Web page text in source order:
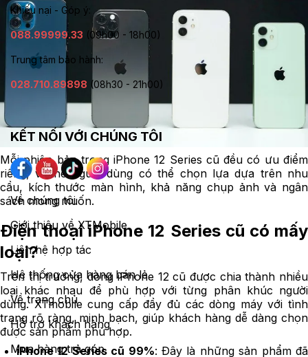
Mỗi phiên bản trong iPhone 12 Series cũ đều có ưu điểm
riêng, vì thế người dùng có thể chọn lựa dựa trên nhu
cầu, kích thước màn hình, khả năng chụp ảnh và ngân
sách mong muốn.
Điện thoại iPhone 12 Series cũ có mấy
loại?
Trên thị trường, dòng iPhone 12 cũ được chia thành nhiều
loại khác nhau để phù hợp với từng phân khúc người
dùng. XTmobile cung cấp đầy đủ các dòng máy với tình
trạng rõ ràng, minh bạch, giúp khách hàng dễ dàng chọn
được sản phẩm phù hợp.
iPhone 12 Series cũ 99%: Đây là những sản phẩm đã
Khiếu nại - Góp ý:
088.99999.33 (09h00 - 18h00)
Trung tâm bảo hành:
028.710.89898 (08h30 - 21h00)
KẾT NỐI VỚI CHÚNG TÔI
Về chúng tôi
Giới thiệu về XTMobile
Liên hệ hợp tác
Hệ thống cửa hàng bán lẻ
Về trang chủ
Hỗ trợ khách hàng
Mua hàng trả góp